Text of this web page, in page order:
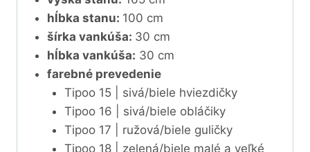
hĺbka stanu: 100 cm
šírka vankúša: 30 cm
hĺbka vankúša: 30 cm
farebné prevedenie
Tipoo 15 | sivá/biele hviezdičky
Tipoo 16 | sivá/biele obláčiky
Tipoo 17 | ružová/biele guličky
Tipoo 18 | zelená/biele malé a veľké